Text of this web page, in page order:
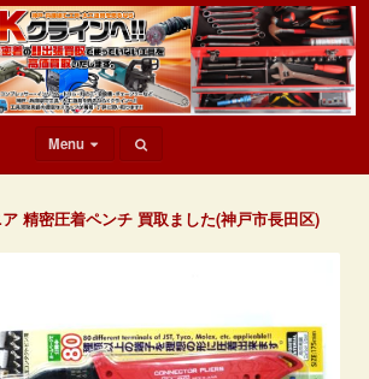
Menu
精密圧着ペンチ 買取ました(神戸市長田区)